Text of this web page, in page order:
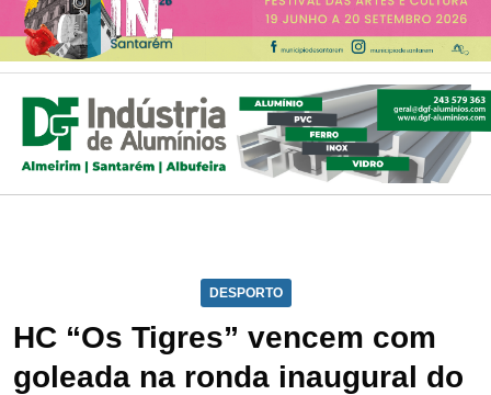
DESPORTO
HC “Os Tigres” vencem com
goleada na ronda inaugural do